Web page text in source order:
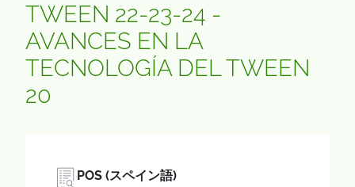
TWEEN 22-23-24 -
AVANCES EN LA
TECNOLOGÍA DEL TWEEN
20
POS (スペイン語)